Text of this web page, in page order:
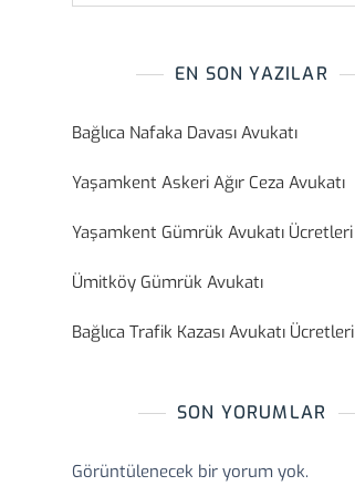
EN SON YAZILAR
Bağlıca Nafaka Davası Avukatı
Yaşamkent Askeri Ağır Ceza Avukatı
Yaşamkent Gümrük Avukatı Ücretleri
Ümitköy Gümrük Avukatı
Bağlıca Trafik Kazası Avukatı Ücretleri
SON YORUMLAR
Görüntülenecek bir yorum yok.